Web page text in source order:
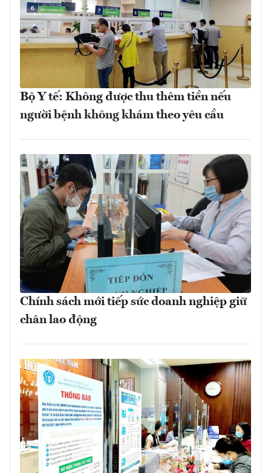
Bộ Y tế: Không được thu thêm tiền nếu
người bệnh không khám theo yêu cầu
Chính sách mới tiếp sức doanh nghiệp giữ
chân lao động